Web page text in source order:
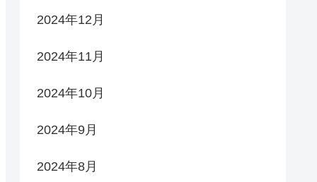
2024年12月
2024年11月
2024年10月
2024年9月
2024年8月